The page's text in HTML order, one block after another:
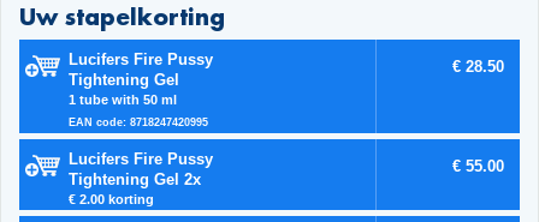
Uw stapelkorting
Lucifers Fire Pussy
Tightening Gel
1 tube with 50 ml
EAN code: 8718247420995
€ 28.50
Lucifers Fire Pussy
Tightening Gel 2x
€ 2.00 korting
€ 55.00